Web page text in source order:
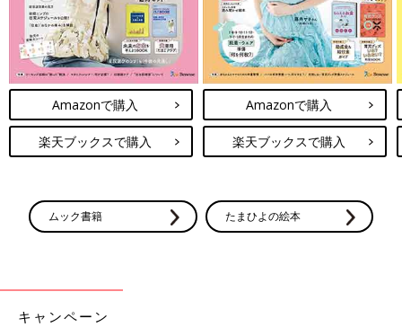
Amazonで購入
楽天ブックスで購入
Amazonで購入
楽天ブックスで購入
ムック書籍 たまひよの絵本
キャンペーン